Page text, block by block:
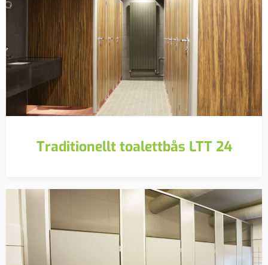
Traditionellt toalettbås LTT 24